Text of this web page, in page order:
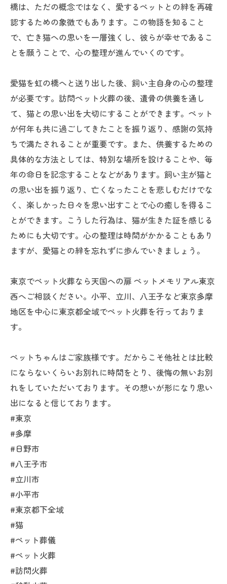
橋は、ただの概念ではなく、愛するペットとの絆を再確
認するための象徴でもあります。この物語を知ること
で、亡き猫への思いを一層強くし、彼らが幸せであるこ
とを願うことで、心の整理が進んでいくのです。
愛猫を虹の橋へと送り出した後、飼い主自身の心の整理
が必要です。訪問ペット火葬の後、遺骨の供養を通し
て、猫との思い出を大切にすることができます。ペット
が何年も共に過ごしてきたことを振り返り、感謝の気持
ちで満たされることが重要です。また、供養するための
具体的な方法としては、特別な場所を設けることや、毎
年の命日を記念することなどがあります。飼い主が猫と
の思い出を振り返り、亡くなったことを悲しむだけでな
く、楽しかった日々を思い出すことで心の癒しを得るこ
とができます。こうした行為は、猫が生きた証を感じる
ためにも大切です。心の整理は時間がかかることもあり
ますが、愛猫との絆を忘れずに歩んでいきましょう。
東京でペット火葬なら天国への扉 ペットメモリアル東京
西へご相談ください。小平、立川、八王子など東京多摩
地区を中心に東京都全域でペット火葬を行っておりま
す。
ペットちゃんはご家族様です。だからこそ他社とは比較
にならないくらいお別れに時間をとり、後悔の無いお別
れをしていただいております。その想いが形になり思い
出になると信じております。
#東京
#多摩
#日野市
#八王子市
#立川市
#小平市
#東京都下全域
#猫
#ペット葬儀
#ペット火葬
#訪問火葬